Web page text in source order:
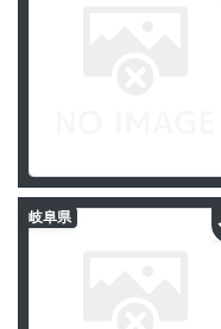
岐阜県